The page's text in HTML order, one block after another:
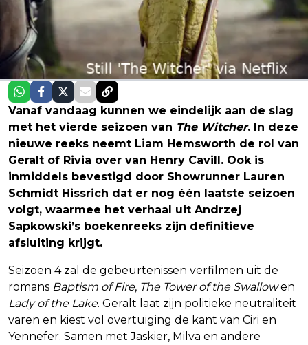
Vanaf vandaag kunnen we eindelijk aan de slag
met het vierde seizoen van The Witcher. In deze
nieuwe reeks neemt Liam Hemsworth de rol van
Geralt of Rivia over van Henry Cavill. Ook is
inmiddels bevestigd door Showrunner Lauren
Schmidt Hissrich dat er nog één laatste seizoen
volgt, waarmee het verhaal uit Andrzej
Sapkowski’s boekenreeks zijn definitieve
afsluiting krijgt.
Seizoen 4 zal de gebeurtenissen verfilmen uit de
romans Baptism of Fire, The Tower of the Swallowen
Lady of the Lake. Geralt laat zijn politieke neutraliteit
varen en kiest vol overtuiging de kant van Ciri en
Yennefer. Samen met Jaskier, Milva en andere